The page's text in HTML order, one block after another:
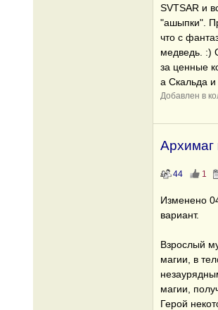
SVTSAR и
"ашыпки".
что с
медведь. :)
за ценные
а Скальда и
Добавлен в
Архимаг
44 1
Изменено
вариант.
Взрослый
магии, в
магии,
Герой